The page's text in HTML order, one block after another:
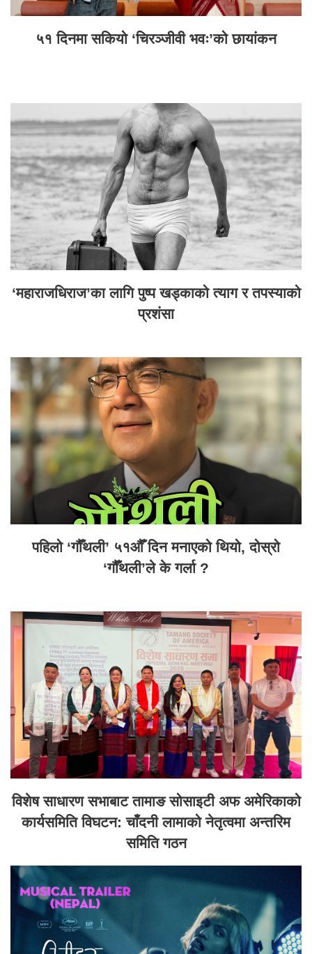
५१ दिनमा सकियो ‘चिरञ्जीवी भवः’को छायांकन
‘महाराजधिराज’का लागि पुष्प खड्काको त्याग र तपस्याको
प्रशंसा
पहिलो ‘गौँथली’ ५१औँ दिन मनाएको थियो, दोस्रो
‘गौँथली’ले के गर्ला ?
विशेष साधारण सभाबाट तामाङ सोसाइटी अफ अमेरिकाको
कार्यसमिति विघटन: चाँदनी लामाको नेतृत्वमा अन्तरिम
समिति गठन